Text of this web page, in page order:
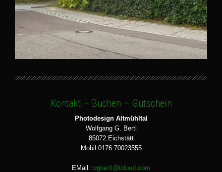
Kontakt – Buchen – Gutschein
Photodesign Altmühltal
Wolfgang G. Bertl
85072 Eichstätt
Mobil 0176 70023555
EMail: wgbertl@icloud.com